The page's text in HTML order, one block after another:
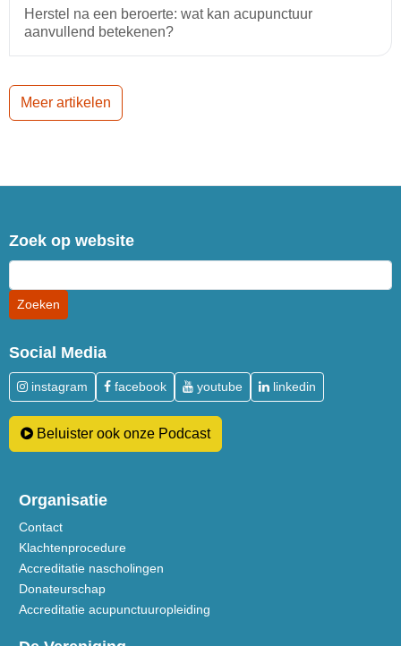
Herstel na een beroerte: wat kan acupunctuur
aanvullend betekenen?
Meer artikelen
Zoek op website
Social Media
instagram facebook youtube linkedin
Beluister ook onze Podcast
Organisatie
Contact
Klachtenprocedure
Accreditatie nascholingen
Donateurschap
Accreditatie acupunctuuropleiding